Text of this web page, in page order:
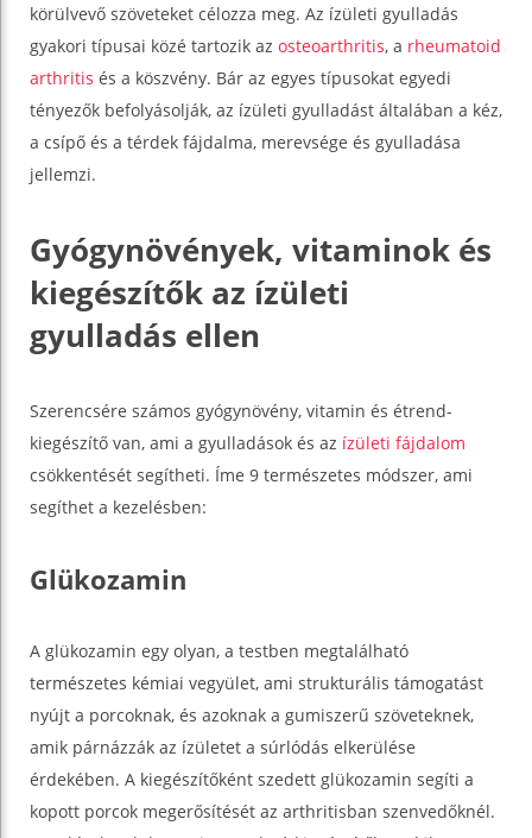
körülvevő szöveteket célozza meg. Az ízületi gyulladás
gyakori típusai közé tartozik az osteoarthritis, a rheumatoid
arthritis és a köszvény. Bár az egyes típusokat egyedi
tényezők befolyásolják, az ízületi gyulladást általában a kéz,
a csípő és a térdek fájdalma, merevsége és gyulladása
jellemzi.
Gyógynövények, vitaminok és
kiegészítők az ízületi
gyulladás ellen
Szerencsére számos gyógynövény, vitamin és étrend-
kiegészítő van, ami a gyulladások és az ízületi fájdalom
csökkentését segítheti. Íme 9 természetes módszer, ami
segíthet a kezelésben:
Glükozamin
A glükozamin egy olyan, a testben megtalálható
természetes kémiai vegyület, ami strukturális támogatást
nyújt a porcoknak, és azoknak a gumiszerű szöveteknek,
amik párnázzák az ízületet a súrlódás elkerülése
érdekében. A kiegészítőként szedett glükozamin segíti a
kopott porcok megerősítését az arthritisban szenvedőknél.